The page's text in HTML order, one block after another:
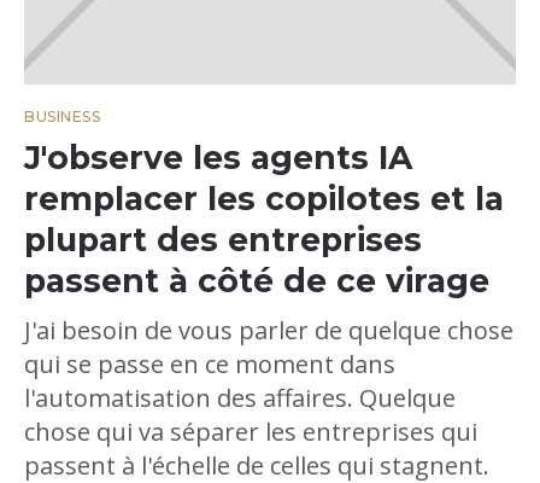
BUSINESS
J'observe les agents IA
remplacer les copilotes et la
plupart des entreprises
passent à côté de ce virage
J'ai besoin de vous parler de quelque chose
qui se passe en ce moment dans
l'automatisation des affaires. Quelque
chose qui va séparer les entreprises qui
passent à l'échelle de celles qui stagnent.